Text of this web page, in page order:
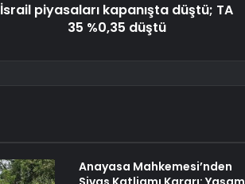
İsrail piyasaları kapanışta düştü; TA
35 %0,35 düştü
Anayasa Mahkemesi’nden